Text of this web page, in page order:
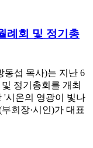
례회 및 정기총
동섭 목사)는 지난 6
정기총회를 개최
'시온의 영광이 빛나
회장·시인)가 대표